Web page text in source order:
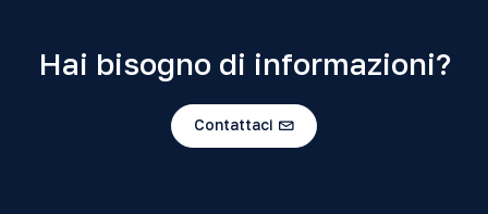
Hai bisogno di informazioni?
Contattaci